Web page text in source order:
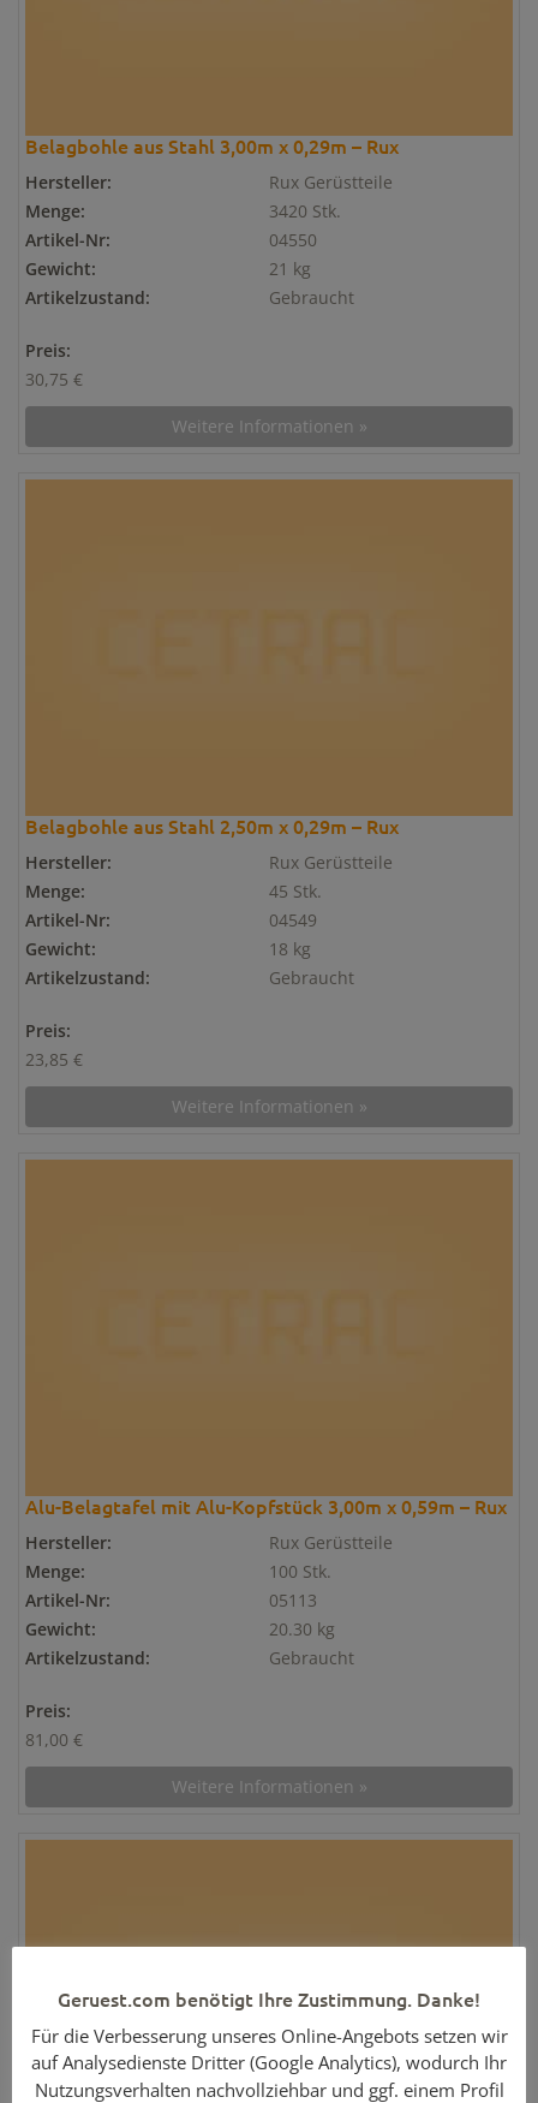
Belagbohle aus Stahl 3,00m x 0,29m – Rux
Hersteller:
Rux Gerüstteile
Menge:
3420 Stk.
Artikel-Nr:
04550
Gewicht:
21 kg
Artikelzustand:
Gebraucht
Preis:
30,75 €
Weitere Informationen »
Belagbohle aus Stahl 2,50m x 0,29m – Rux
Hersteller:
Rux Gerüstteile
Menge:
45 Stk.
Artikel-Nr:
04549
Gewicht:
18 kg
Artikelzustand:
Gebraucht
Preis:
23,85 €
Weitere Informationen »
Alu-Belagtafel mit Alu-Kopfstück 3,00m x 0,59m – Rux
Hersteller:
Rux Gerüstteile
Menge:
100 Stk.
Artikel-Nr:
05113
Gewicht:
20.30 kg
Artikelzustand:
Gebraucht
Preis:
81,00 €
Weitere Informationen »
Geruest.com benötigt Ihre Zustimmung. Danke!
Für die Verbesserung unseres Online-Angebots setzen wir
auf Analysedienste Dritter (Google Analytics), wodurch Ihr
Nutzungsverhalten nachvollziehbar und ggf. einem Profil